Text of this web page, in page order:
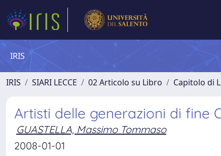
IRIS
IRIS SIARI LECCE 02 Articolo su Libro Capitolo di
Artisti delle generazioni di fine
GUASTELLA, Massimo Tommaso
2008-01-01